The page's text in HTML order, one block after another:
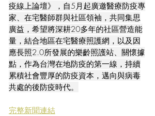
疫線上論壇》，自5月起廣邀醫療防疫專
家、在宅醫師群與社區領袖，共同集思
廣益，希望將深耕20多年的社區營造能
量，結合地區在宅醫療照護網，以及因
應長照2.0所發展的樂齡照護站、關懷據
點，作為台灣在地防疫的第一線，持續
累積社會豐厚的防疫資本，邁向與病毒
共處的後防疫時代。
完整新聞連結